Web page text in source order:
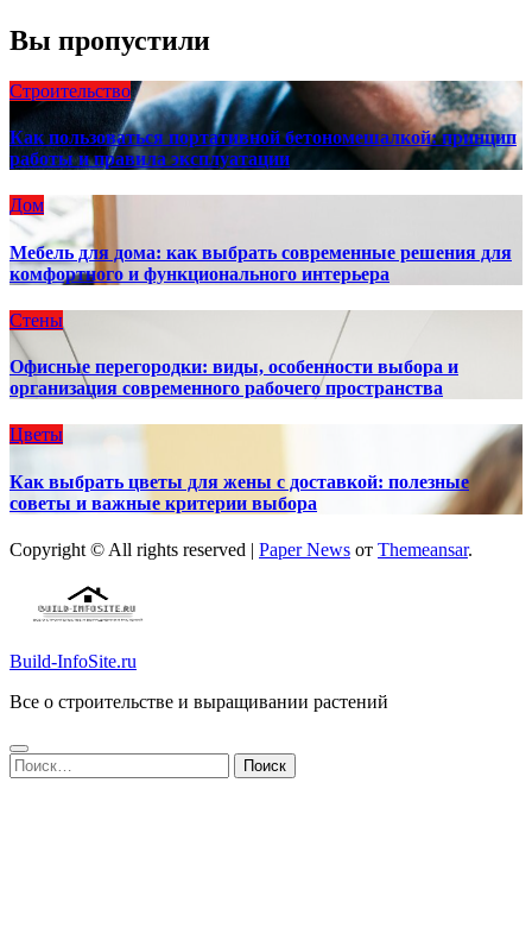
Вы пропустили
Строительство
Как пользоваться портативной бетономешалкой: принцип
работы и правила эксплуатации
Дом
Мебель для дома: как выбрать современные решения для
комфортного и функционального интерьера
Стены
Офисные перегородки: виды, особенности выбора и
организация современного рабочего пространства
Цветы
Как выбрать цветы для жены с доставкой: полезные
советы и важные критерии выбора
Copyright © All rights reserved | Paper News от Themeansar.
Build-InfoSite.ru
Все о строительстве и выращивании растений
Найти: